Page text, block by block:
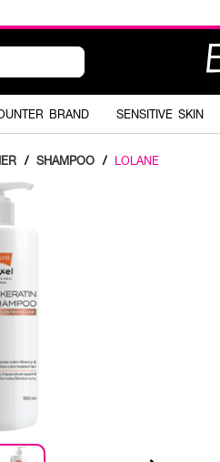
BRAND SENSITIVE SKIN
/ SHAMPOO / LOLANE